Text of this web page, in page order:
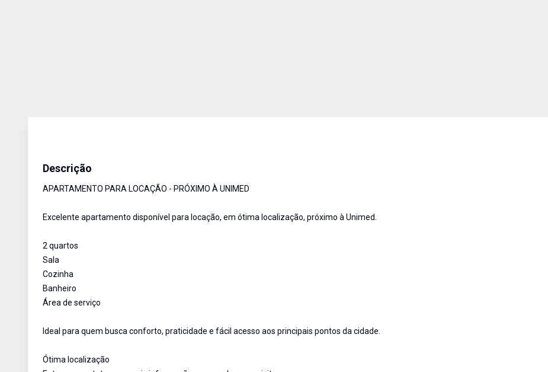
Descrição
APARTAMENTO PARA LOCAÇÃO - PRÓXIMO À UNIMED
Excelente apartamento disponível para locação, em ótima localização, próximo à Unimed.
2 quartos
Sala
Cozinha
Banheiro
Área de serviço
Ideal para quem busca conforto, praticidade e fácil acesso aos principais pontos da cidade.
Ótima localização